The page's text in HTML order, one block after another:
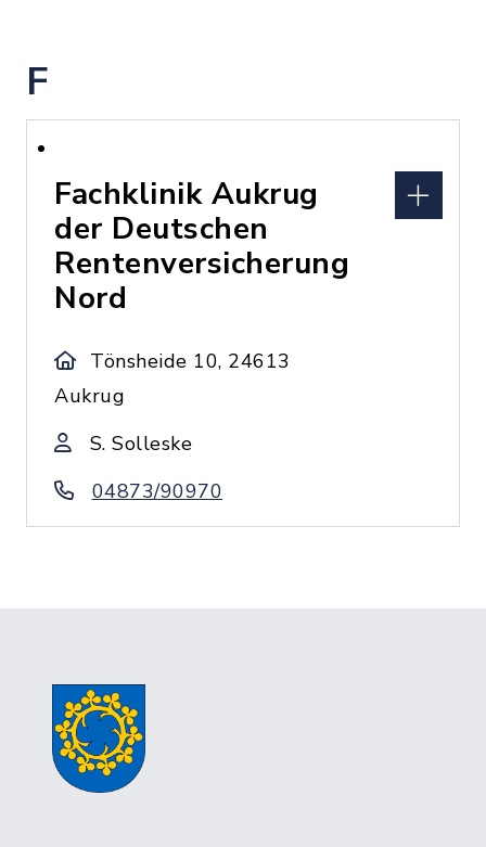
F
Fachklinik Aukrug
der Deutschen
Rentenversicherung
Nord
Tönsheide 10, 24613
Aukrug
S. Solleske
04873/90970